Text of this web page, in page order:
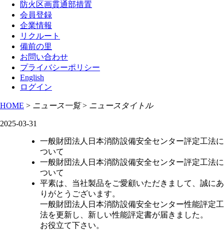
防火区画貫通部措置
会員登録
企業情報
リクルート
備前の里
お問い合わせ
プライバシーポリシー
English
ログイン
HOME > ニュース一覧 > ニュースタイトル
2025-03-31
一般財団法人日本消防設備安全センター評定工法に
ついて
一般財団法人日本消防設備安全センター評定工法に
ついて
平素は、当社製品をご愛顧いただきまして、誠にあ
りがとうございます。
一般財団法人日本消防設備安全センター性能評定工
法を更新し、新しい性能評定書が届きました。
お役立て下さい。